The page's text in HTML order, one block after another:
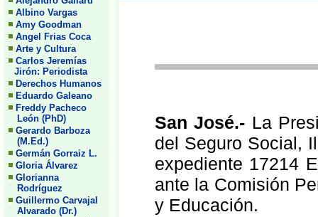
Albino Vargas
Amy Goodman
Angel Frias Coca
Arte y Cultura
Carlos Jeremías
Jirón: Periodista
Derechos Humanos
Eduardo Galeano
Freddy Pacheco
León (PhD)
Gerardo Barboza
(M.Ed.)
Germán Gorraiz L.
Gloria Álvarez
Glorianna
Rodríguez
Guillermo Carvajal
Alvarado (Dr.)
San José.- La
del Seguro Social,
expediente 17214
ante la Comisión
y Educación.